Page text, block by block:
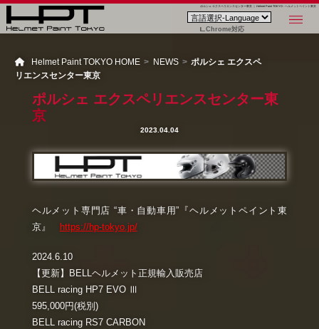
ポルシェ エクスペリエンスセンター東京 ｜ Helmet Paint TOKYO - ヘルメットペイント東京
Chrome対応
Helmet Paint TOKYO HOME NEWS
ポルシェ エクスペ
リエンスセンター東京
ポルシェ エクスペリエンスセンター東
京
2023.04.04
ヘルメット専門店 “車・自動車用”『ヘルメットペイント東
京』 https://hp-tokyo.jp/
2024.6.10
【更新】BELLヘルメット正規輸入販売店
BELL racing HP7 EVO Ⅲ
595,000円(税別)
BELL racing RS7 CARBON